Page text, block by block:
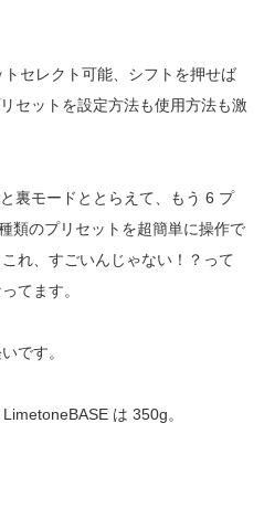
セレクト可能、シフトを押せば
セットを設定方法も使用方法も激
裏モードととらえて、もう 6 プ
類のプリセットを超簡単に操作で
れ、すごいんじゃない！？って
てます。
です。
は 350g。